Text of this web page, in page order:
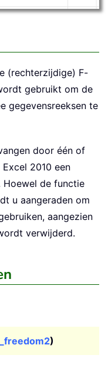
(rechterzijdige) F-
gebruikt om de
gegevensreeksen te
door één of
2010 een
Hoewel de functie
u aangeraden om
aangezien
verwijderd.
)